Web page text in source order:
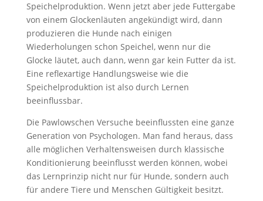
Speichelproduktion. Wenn jetzt aber jede Futtergabe
von einem Glockenläuten angekündigt wird, dann
produzieren die Hunde nach einigen
Wiederholungen schon Speichel, wenn nur die
Glocke läutet, auch dann, wenn gar kein Futter da ist.
Eine reflexartige Handlungsweise wie die
Speichelproduktion ist also durch Lernen
beeinflussbar.
Die Pawlowschen Versuche beeinflussten eine ganze
Generation von Psychologen. Man fand heraus, dass
alle möglichen Verhaltensweisen durch klassische
Konditionierung beeinflusst werden können, wobei
das Lernprinzip nicht nur für Hunde, sondern auch
für andere Tiere und Menschen Gültigkeit besitzt.